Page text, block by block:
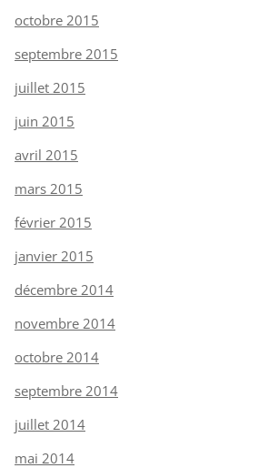
octobre 2015
septembre 2015
juillet 2015
juin 2015
avril 2015
mars 2015
février 2015
janvier 2015
décembre 2014
novembre 2014
octobre 2014
septembre 2014
juillet 2014
mai 2014